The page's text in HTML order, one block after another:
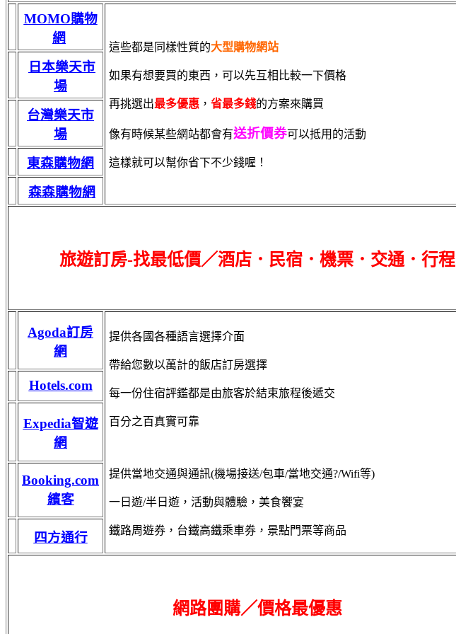
MOMO購物
網
這些都是同樣性質的大型購物網站
如果有想要買的東西，可以先互相比較一下價格
再挑選出最多優惠 ， 省最多錢的方案來購買
像有時候某些網站都會有送折價券可以抵用的活動
這樣就可以幫你省下不少錢喔！
日本樂天市
場
台灣樂天市
場
東森購物網
森森購物網
旅遊訂房-找最低價／酒店．民宿．機票．交通．行程
Agoda訂房
網
提供各國各種語言選擇介面
帶給您數以萬計的飯店訂房選擇
每一份住宿評鑑都是由旅客於結束旅程後遞交
百分之百真實可靠
提供當地交通與通訊(機場接送/包車/當地交通?/Wifi等)
一日遊/半日遊，活動與體驗，美食饗宴
鐵路周遊券，台鐵高鐵乘車券，景點門票等商品
Hotels.com
Expedia智遊
網
Booking.com
繽客
四方通行
網路團購／價格最優惠